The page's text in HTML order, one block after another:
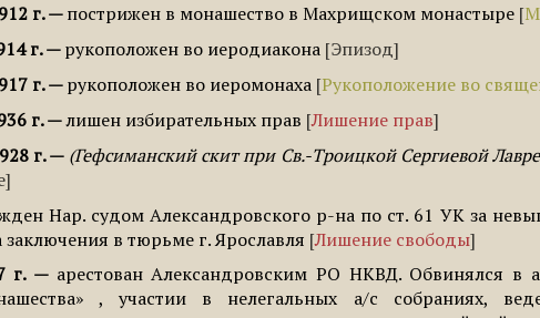
г.
пострижен в монашество в Махрищском монастыре
г.
рукоположен во иеродиакона Эпизод
г.
рукоположен во иеромонаха Рукоположение во
г.
лишен избирательных прав Лишение прав
г.
Гефсиманский скит при Св.-Троицкой Сергиевой
Нар. судом Александровского р-на по ст. 61 УК за
заключения в тюрьме г. Ярославля Лишение свободы
г.
арестован Александровским РО НКВД. Обвинялся в
, участии в нелегальных а/с собраниях,